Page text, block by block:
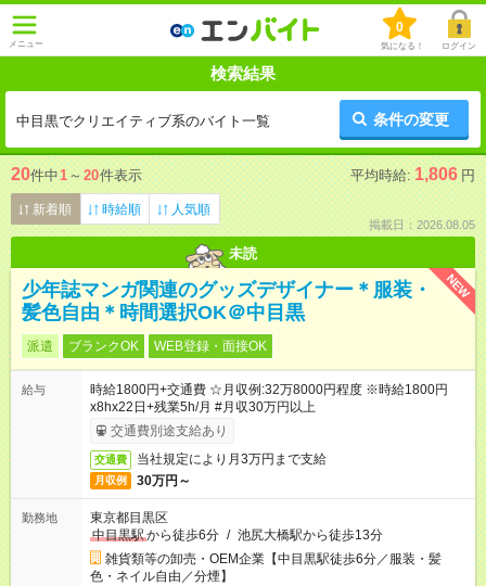
メニュー
0
気になる！ ログイン
検索結果
中目黒でクリエイティブ系のバイト一覧 条件の変更
20件中1 ～ 20件表示 平均時給: 1,806 円
新着順 時給順 人気順
掲載日：2026.08.05
未読
NEW
少年誌マンガ関連のグッズデザイナー＊服装・
髪色自由＊時間選択OK＠中目黒
派遣 ブランクOK WEB登録・面接OK
給与
時給1800円+交通費 ☆月収例:32万8000円程度 ※時給1800円
x8hx22日+残業5h/月 #月収30万円以上
交通費別途支給あり
交通費 当社規定により月3万円まで支給
月収例 30万円～
勤務地
東京都目黒区
中目黒駅から徒歩6分 / 池尻大橋駅から徒歩13分
雑貨類等の卸売・OEM企業【中目黒駅徒歩6分／服装・髪
色・ネイル自由／分煙】